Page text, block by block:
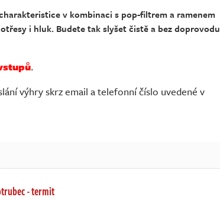
v kombinaci s pop-filtrem a ramenem
i hluk. Budete tak slyšet čistě a bez doprovodu
.
výhry skrz email a telefonní číslo uvedené v
- termit